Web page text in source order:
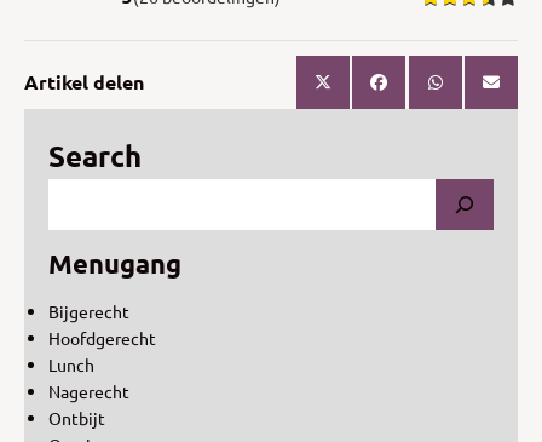
Artikel delen
Search
Menugang
Bijgerecht
Hoofdgerecht
Lunch
Nagerecht
Ontbijt